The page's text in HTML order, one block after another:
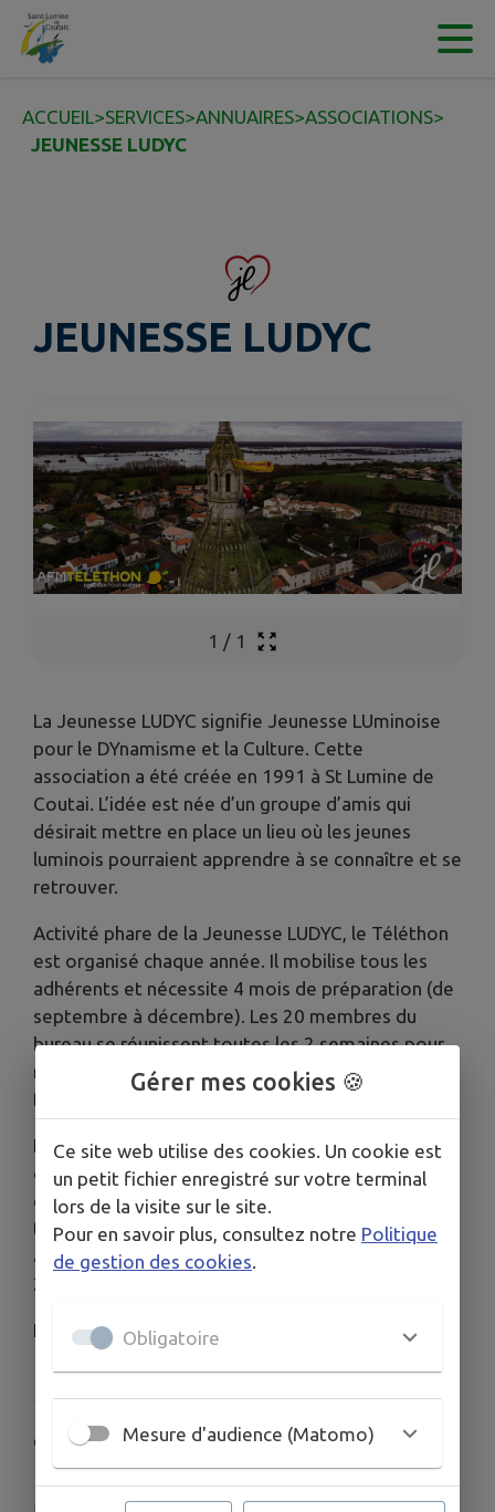
Contenu
ACCUEIL>SERVICES>ANNUAIRES>ASSOCIATIONS>
JEUNESSE LUDYC
JEUNESSE LUDYC
1 / 1
La Jeunesse LUDYC signifie Jeunesse LUminoise
pour le DYnamisme et la Culture. Cette
association a été créée en 1991 à St Lumine de
Coutai. L’idée est née d’un groupe d’amis qui
désirait mettre en place un lieu où les jeunes
luminois pourraient apprendre à se connaître et se
retrouver.
Activité phare de la Jeunesse LUDYC, le Téléthon
est organisé chaque année. Il mobilise tous les
adhérents et nécessite 4 mois de préparation (de
septembre à décembre). Les 20 membres du
bureau se réunissent toutes les 2 semaines pour
mettre en place les différentes activités qui
feront du Téléthon, une journée inoubliable.
L'association qui a pour but de soutenir
différentes associations financièrement grâce à
des évènements que nous organisons (fagotages,
téléthon, apéro quizz,...). Nous sommes une
association composé que de jeunes agés de 16 à
26 ans.
Présidente : CHEVALIER Auriane
COORDONNÉES
Gérer mes cookies 🍪
Ce site web utilise des cookies. Un cookie est
un petit fichier enregistré sur votre terminal
lors de la visite sur le site.
Pour en savoir plus, consultez notre Politique
de gestion des cookies.
Obligatoire
Mesure d'audience (Matomo)